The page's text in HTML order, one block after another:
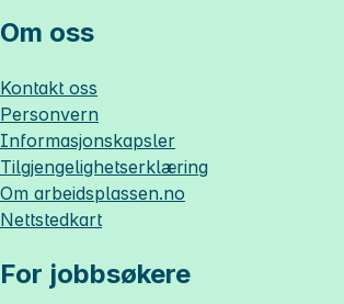
Om oss
Kontakt oss
Personvern
Informasjonskapsler
Tilgjengelighetserklæring
Om arbeidsplassen.no
Nettstedkart
For jobbsøkere